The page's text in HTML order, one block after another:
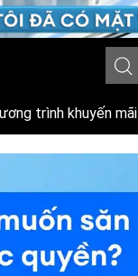
trình khuyến mãi